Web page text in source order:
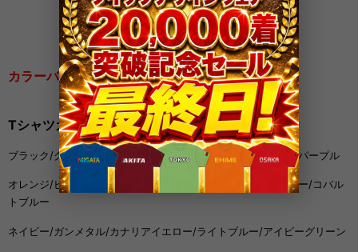
カラーバリエーション
Tシャツカラー 22色
ブラック/グレー/ブライトグリーン/グリーン/ライムグリーン/パープル
オレンジ/ピンク/ レッド/ バーガンディ/ ラベンダー/アクアブルー/コバル
トブルー
ネイビー/ガンメタル/カナリアイエロー/ライトブルー/アイビーグリーン